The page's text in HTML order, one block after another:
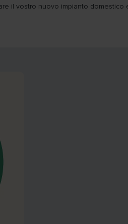
il vostro nuovo impianto domestico